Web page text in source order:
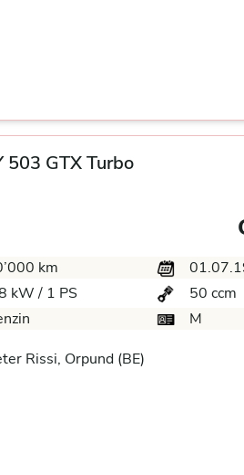
503 GTX Turbo
km
kW / 1 PS
50 ccm
M
Rissi, Orpund (BE)